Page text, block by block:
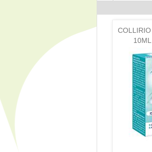
COLLIRIO